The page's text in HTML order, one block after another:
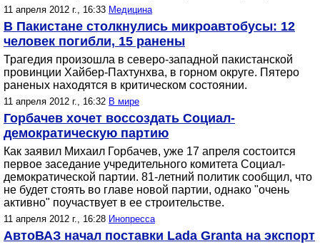
11 апреля 2012 г., 16:33 Медицина
В Пакистане столкнулись микроавтобусы: 12
человек погибли, 15 ранены
Трагедия произошла в северо-западной пакистанской
провинции Хайбер-Пахтунхва, в горном округе. Пятеро
раненых находятся в критическом состоянии.
11 апреля 2012 г., 16:32 В мире
Горбачев хочет воссоздать Социал-
демократическую партию
Как заявил Михаил Горбачев, уже 17 апреля состоится
первое заседание учредительного комитета Социал-
демократической партии. 81-летний политик сообщил, что
не будет стоять во главе новой партии, однако "очень
активно" поучаствует в ее строительстве.
11 апреля 2012 г., 16:28 Инопресса
АвтоВАЗ начал поставки Lada Granta на экспорт